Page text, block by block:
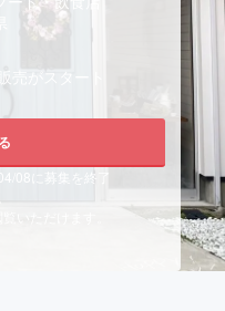
チャレンジ
CAMPFIRE Creation
売がスタート
08に募集を終了